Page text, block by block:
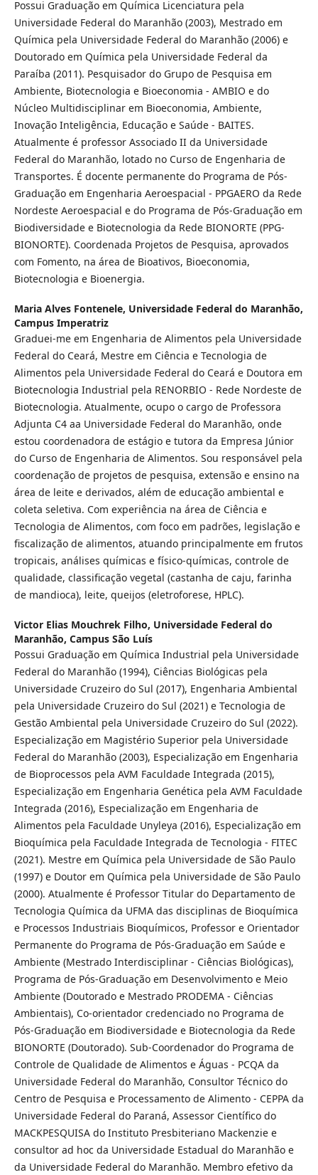
Possui Graduação em Química Licenciatura pela
Universidade Federal do Maranhão (2003), Mestrado em
Química pela Universidade Federal do Maranhão (2006) e
Doutorado em Química pela Universidade Federal da
Paraíba (2011). Pesquisador do Grupo de Pesquisa em
Ambiente, Biotecnologia e Bioeconomia - AMBIO e do
Núcleo Multidisciplinar em Bioeconomia, Ambiente,
Inovação Inteligência, Educação e Saúde - BAITES.
Atualmente é professor Associado II da Universidade
Federal do Maranhão, lotado no Curso de Engenharia de
Transportes. É docente permanente do Programa de Pós-
Graduação em Engenharia Aeroespacial - PPGAERO da Rede
Nordeste Aeroespacial e do Programa de Pós-Graduação em
Biodiversidade e Biotecnologia da Rede BIONORTE (PPG-
BIONORTE). Coordenada Projetos de Pesquisa, aprovados
com Fomento, na área de Bioativos, Bioeconomia,
Biotecnologia e Bioenergia.
Maria Alves Fontenele, Universidade Federal do Maranhão,
Campus Imperatriz
Graduei-me em Engenharia de Alimentos pela Universidade
Federal do Ceará, Mestre em Ciência e Tecnologia de
Alimentos pela Universidade Federal do Ceará e Doutora em
Biotecnologia Industrial pela RENORBIO - Rede Nordeste de
Biotecnologia. Atualmente, ocupo o cargo de Professora
Adjunta C4 aa Universidade Federal do Maranhão, onde
estou coordenadora de estágio e tutora da Empresa Júnior
do Curso de Engenharia de Alimentos. Sou responsável pela
coordenação de projetos de pesquisa, extensão e ensino na
área de leite e derivados, além de educação ambiental e
coleta seletiva. Com experiência na área de Ciência e
Tecnologia de Alimentos, com foco em padrões, legislação e
fiscalização de alimentos, atuando principalmente em frutos
tropicais, análises químicas e físico-químicas, controle de
qualidade, classificação vegetal (castanha de caju, farinha
de mandioca), leite, queijos (eletroforese, HPLC).
Victor Elias Mouchrek Filho, Universidade Federal do
Maranhão, Campus São Luís
Possui Graduação em Química Industrial pela Universidade
Federal do Maranhão (1994), Ciências Biológicas pela
Universidade Cruzeiro do Sul (2017), Engenharia Ambiental
pela Universidade Cruzeiro do Sul (2021) e Tecnologia de
Gestão Ambiental pela Universidade Cruzeiro do Sul (2022).
Especialização em Magistério Superior pela Universidade
Federal do Maranhão (2003), Especialização em Engenharia
de Bioprocessos pela AVM Faculdade Integrada (2015),
Especialização em Engenharia Genética pela AVM Faculdade
Integrada (2016), Especialização em Engenharia de
Alimentos pela Faculdade Unyleya (2016), Especialização em
Bioquímica pela Faculdade Integrada de Tecnologia - FITEC
(2021). Mestre em Química pela Universidade de São Paulo
(1997) e Doutor em Química pela Universidade de São Paulo
(2000). Atualmente é Professor Titular do Departamento de
Tecnologia Química da UFMA das disciplinas de Bioquímica
e Processos Industriais Bioquímicos, Professor e Orientador
Permanente do Programa de Pós-Graduação em Saúde e
Ambiente (Mestrado Interdisciplinar - Ciências Biológicas),
Programa de Pós-Graduação em Desenvolvimento e Meio
Ambiente (Doutorado e Mestrado PRODEMA - Ciências
Ambientais), Co-orientador credenciado no Programa de
Pós-Graduação em Biodiversidade e Biotecnologia da Rede
BIONORTE (Doutorado). Sub-Coordenador do Programa de
Controle de Qualidade de Alimentos e Águas - PCQA da
Universidade Federal do Maranhão, Consultor Técnico do
Centro de Pesquisa e Processamento de Alimento - CEPPA da
Universidade Federal do Paraná, Assessor Científico do
MACKPESQUISA do Instituto Presbiteriano Mackenzie e
consultor ad hoc da Universidade Estadual do Maranhão e
da Universidade Federal do Maranhão. Membro efetivo da